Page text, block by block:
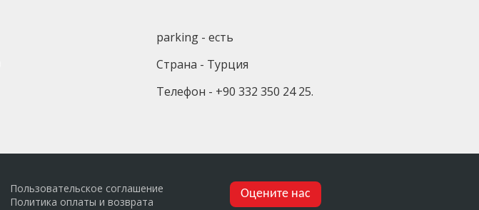
parking - есть
Страна - Турция
Телефон - +90 332 350 24 25.
Пользовательское соглашение
Политика оплаты и возврата
Оцените нас